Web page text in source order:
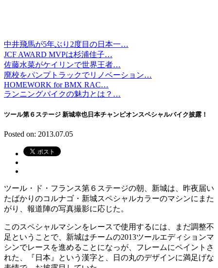
中井飛馬が5年ぶり2度目の日本一…
JCF AWARD MVPは杉浦佳子…
佐藤水菜がケイリンで世界王者…
廃校をパンプトラックでリノベーション…
HOMEWORK for BMX RAC…
ランニングバイクの魅力とは？…
ツール第６ステージ 新城幸也日本チャンピオンスペシャルバイク披露！
Posted on: 2013.07.05
ツール・ド・フランス第６ステージの朝、新城は、昨夜届い
たばかりのコルナゴ・新城スペシャルカラーのマシンにまた
がり、報道陣の写真撮影に応じた。
このスペシャルマシンをレースで使用するには、まだ調整不
足ということで、新城はチームの2013ツールエディションマ
シンでレースを進めることになっが、フレームにペイントさ
れた、『日本』という漢字と、日の丸のデザインに満足げな